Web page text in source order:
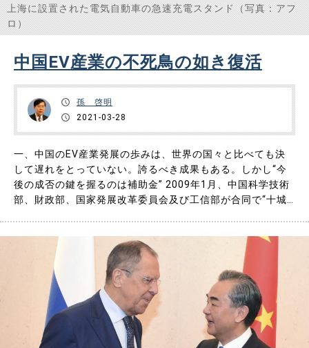
上海に設置された電気自動車の急速充電スタンド（写真：アフ
ロ）
中国EV産業の不死鳥の如き復活
孫 啓明
2021-03-28
一、中国のEV産業発展の歩みは、世界の国々と比べても決
して遅れをとっていない。誇るべき成果もある。しかし“今
後の成否の鍵を握るのは補助金” 2009年1月、中国科学技術
部、財政部、国家発展改革委員会及び工信部が合同で“十城
につき1000台の新燃料車のモデル走行を展開するこの計画